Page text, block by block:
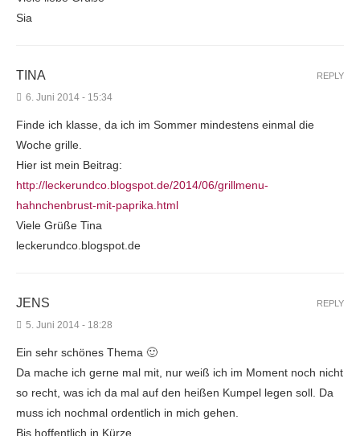
Sia
TINA
6. Juni 2014 - 15:34
Finde ich klasse, da ich im Sommer mindestens einmal die
Woche grille.
Hier ist mein Beitrag:
http://leckerundco.blogspot.de/2014/06/grillmenu-
hahnchenbrust-mit-paprika.html
Viele Grüße Tina
leckerundco.blogspot.de
REPLY
JENS
5. Juni 2014 - 18:28
Ein sehr schönes Thema 🙂
Da mache ich gerne mal mit, nur weiß ich im Moment noch nicht
so recht, was ich da mal auf den heißen Kumpel legen soll. Da
muss ich nochmal ordentlich in mich gehen.
Bis hoffentlich in Kürze
REPLY